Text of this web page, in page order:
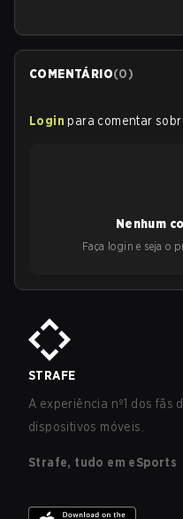
COMENTÁRIO(0)
Login para comentar
Nenhum
Faça login e seja o
STRAFE
A experiência nº1 dos fãs
dispositivos móveis.
Strafe, tudo em eSports